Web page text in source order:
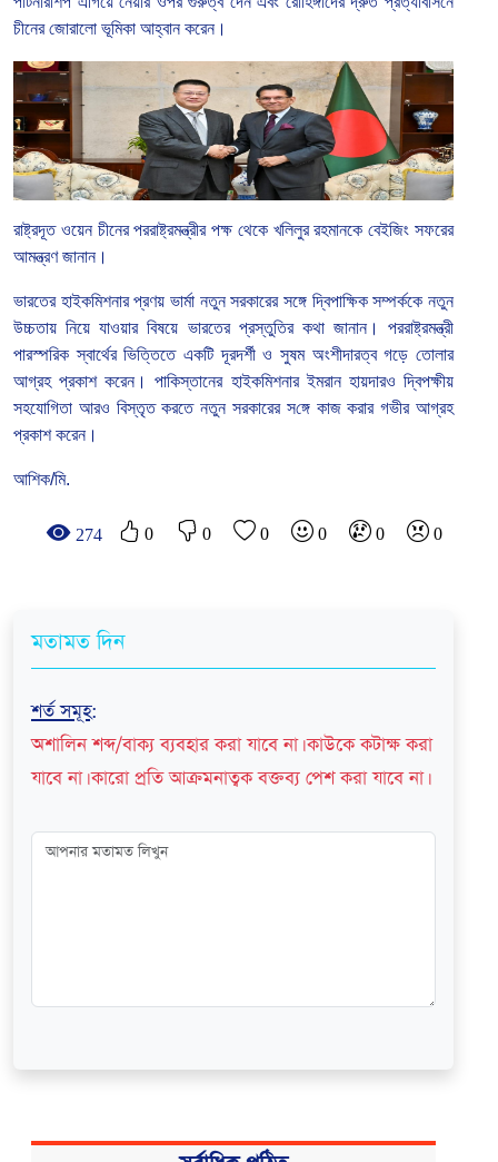
চীনের জোরালো ভূমিকা আহ্বান করেন।
রাষ্ট্রদূত ওয়েন চীনের পররাষ্ট্রমন্ত্রীর পক্ষ থেকে খলিলুর রহমানকে বেইজিং সফরের
আমন্ত্রণ জানান।
ভারতের হাইকমিশনার প্রণয় ভার্মা নতুন সরকারের সঙ্গে দ্বিপাক্ষিক সম্পর্ককে নতুন
উচ্চতায় নিয়ে যাওয়ার বিষয়ে ভারতের প্রস্তুতির কথা জানান। পররাষ্ট্রমন্ত্রী
পারস্পরিক স্বার্থের ভিত্তিতে একটি দূরদর্শী ও সুষম অংশীদারত্ব গড়ে তোলার
আগ্রহ প্রকাশ করেন। পাকিস্তানের হাইকমিশনার ইমরান হায়দারও দ্বিপক্ষীয়
সহযোগিতা আরও বিস্তৃত করতে নতুন সরকারের স‌ঙ্গে কাজ করার গভীর আগ্রহ
প্রকাশ করেন।
আশিক/মি.
274 0 0 0 0 0 0
মতামত দিন
শর্ত সমূহ:
অশালিন শব্দ/বাক্য ব্যবহার করা যাবে না। কাউকে কটাক্ষ করা
যাবে না। কারো প্রতি আক্রমনাত্বক বক্তব্য পেশ করা যাবে না।